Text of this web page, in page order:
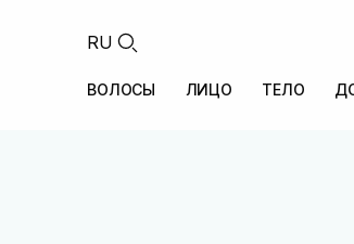
RU
ВОЛОСЫ ЛИЦО ТЕЛО